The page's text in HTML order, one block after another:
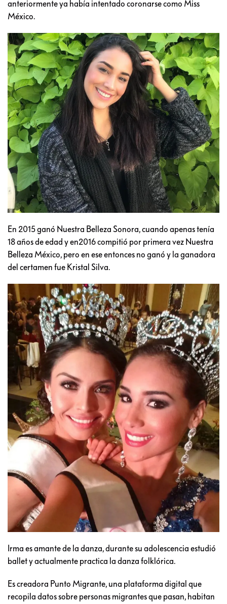
anteriormente ya había intentado coronarse como Miss
México.
En 2015 ganó Nuestra Belleza Sonora, cuando apenas tenía
18 años de edad y en2016 compitió por primera vez Nuestra
Belleza México, pero en ese entonces no ganó y la ganadora
del certamen fue Kristal Silva.
Irma es amante de la danza, durante su adolescencia estudió
ballet y actualmente practica la danza folklórica.
Es creadora Punto Migrante, una plataforma digital que
recopila datos sobre personas migrantes que pasan, habitan